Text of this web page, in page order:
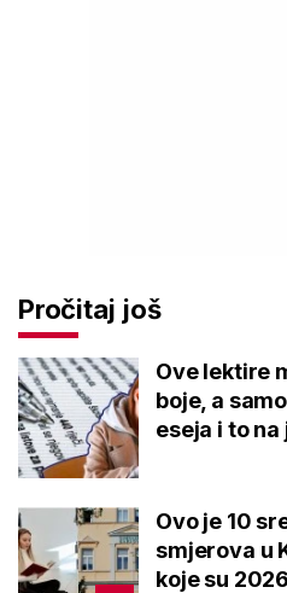
Pročitaj još
Ove lektire
boje, a
eseja i to
Ovo je 10
smjerova u
koje su